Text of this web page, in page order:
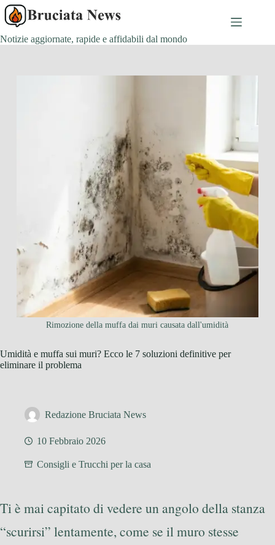
Salta
contenuto
Notizie aggiornate, rapide e affidabili dal mondo
Rimozione della muffa dai muri causata dall'umidità
Umidità e muffa sui muri? Ecco le 7 soluzioni definitive per
eliminare il problema
Redazione Bruciata News
10 Febbraio 2026
Consigli e Trucchi per la casa
Ti è mai capitato di vedere un angolo della stanza
“scurirsi” lentamente, come se il muro stesse